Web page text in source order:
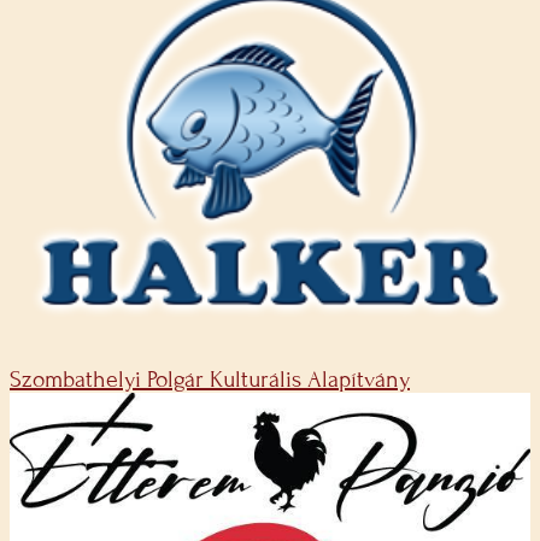
Szombathelyi Polgár Kulturális Alapítvány